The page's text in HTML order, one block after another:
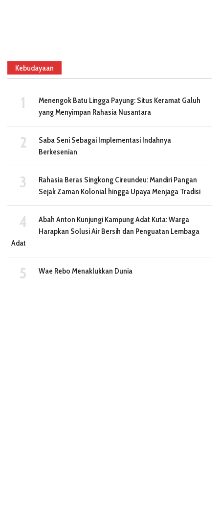
Kebudayaan
Menengok Batu Lingga Payung: Situs Keramat Galuh
yang Menyimpan Rahasia Nusantara
Saba Seni Sebagai Implementasi Indahnya
Berkesenian
Rahasia Beras Singkong Cireundeu: Mandiri Pangan
Sejak Zaman Kolonial hingga Upaya Menjaga Tradisi
Abah Anton Kunjungi Kampung Adat Kuta: Warga
Harapkan Solusi Air Bersih dan Penguatan Lembaga
Adat
Wae Rebo Menaklukkan Dunia